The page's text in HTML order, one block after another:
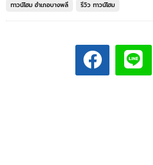
ทาวน์โฮม อำเภอบางพลี
รีวิว ทาวน์โฮม